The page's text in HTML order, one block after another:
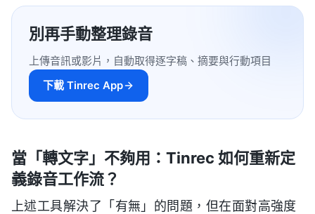
別再手動整理錄音
上傳音訊或影片，自動取得逐字稿、摘要與行動項目
下載 Tinrec App
當「轉文字」不夠用：Tinrec 如何重新定
義錄音工作流？
上述工具解決了「有無」的問題，但在面對高強度